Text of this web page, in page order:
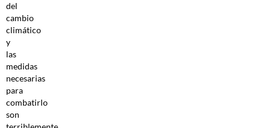
del
cambio
climático
y
las
medidas
necesarias
para
combatirlo
son